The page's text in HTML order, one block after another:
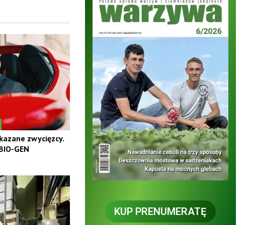
zwycięzcy.
GEN
KUP PRENUMERATĘ